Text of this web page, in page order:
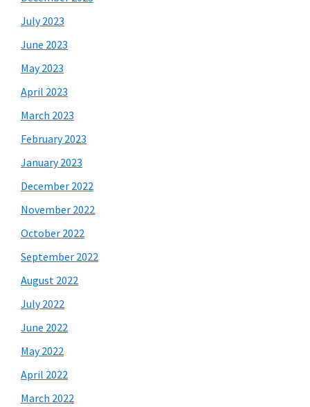
July 2023
June 2023
May 2023
April 2023
March 2023
February 2023
January 2023
December 2022
November 2022
October 2022
September 2022
August 2022
July 2022
June 2022
May 2022
April 2022
March 2022